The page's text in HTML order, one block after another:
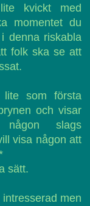
kvickt med
momentet du
denna riskabla
folk ska se att
som första
och visar
slags
visa någon att
sätt.
men